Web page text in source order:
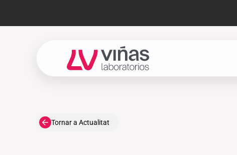
Laboratorios Viñas
Tornar a Actualitat